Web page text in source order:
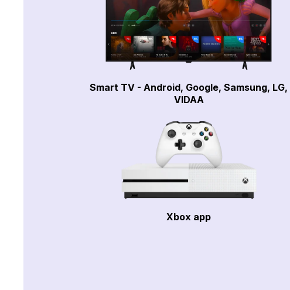
Smart TV - Android, Google, Samsung, LG,
VIDAA
Xbox app